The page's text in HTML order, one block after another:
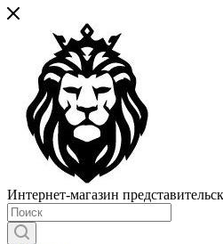
Интернет-магазин